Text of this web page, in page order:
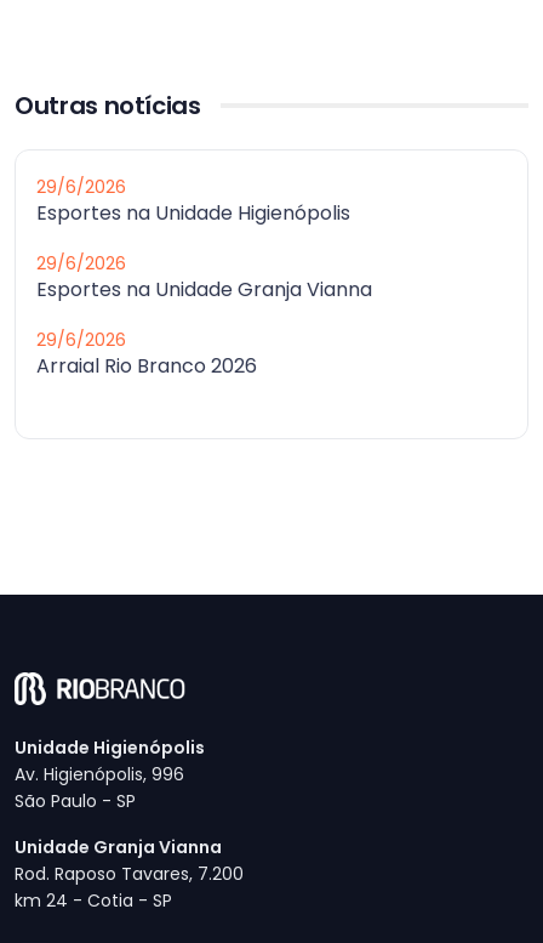
Outras notícias
29/6/2026
Esportes na Unidade Higienópolis
29/6/2026
Esportes na Unidade Granja Vianna
29/6/2026
Arraial Rio Branco 2026
Unidade Higienópolis
Av. Higienópolis, 996
São Paulo - SP
Unidade Granja Vianna
Rod. Raposo Tavares, 7.200
km 24 - Cotia - SP